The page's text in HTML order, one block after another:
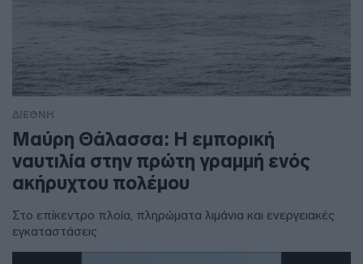
ΔΙΕΘΝΗ
Μαύρη Θάλασσα: Η εμπορική
ναυτιλία στην πρώτη γραμμή ενός
ακήρυχτου πολέμου
Στο επίκεντρο πλοία, πληρώματα λιμάνια και ενεργειακές
εγκαταστάσεις